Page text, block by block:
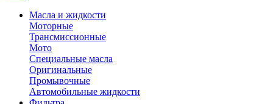
Масла и жидкости
Моторные
Трансмиссионные
Мото
Специальные масла
Оригинальные
Промывочные
Автомобильные жидкости